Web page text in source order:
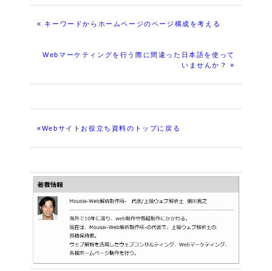
« キーワードからホームページのページ構成を考える
Webマーケティングを行う際に間違った日本語を使って
いませんか？ »
«Webサイトお役立ち資料のトップに戻る